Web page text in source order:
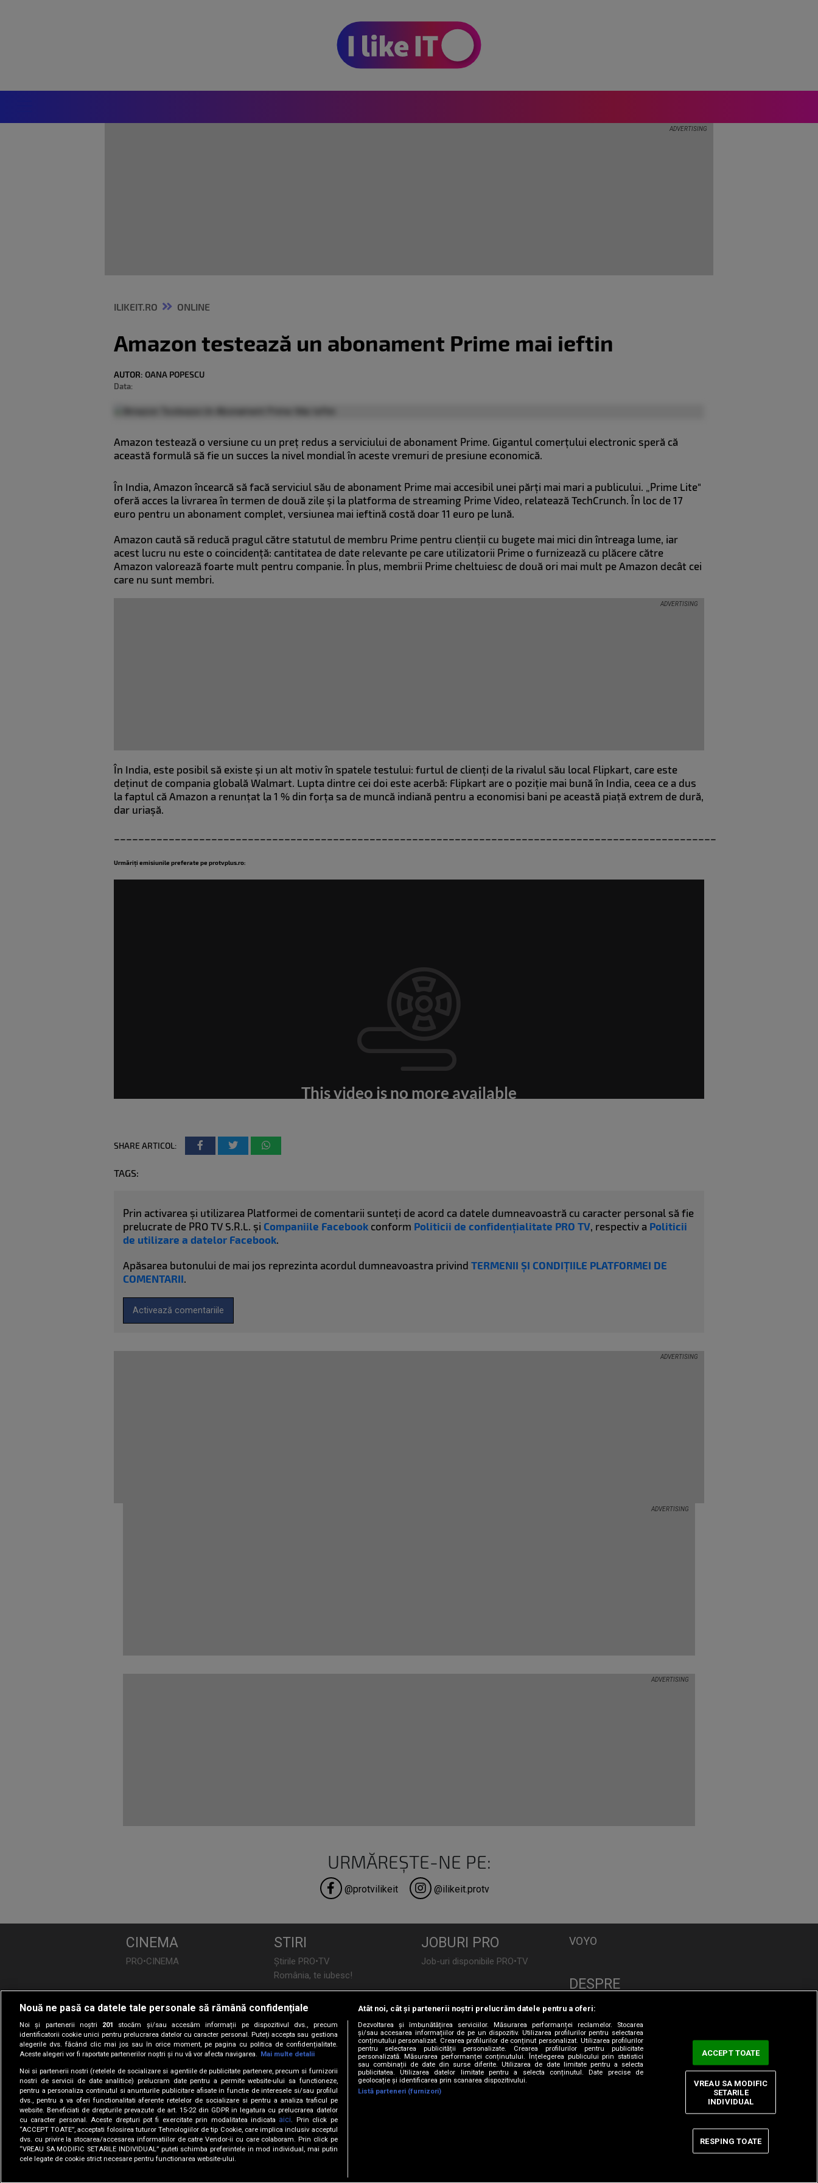
ILIKEIT.RO ONLINE
Amazon testează un abonament Prime mai ieftin
AUTOR: OANA POPESCU
Data:
Amazon testează o versiune cu un preț redus a serviciului de abonament Prime. Gigantul comerțului electronic speră că
această formulă să fie un succes la nivel mondial în aceste vremuri de presiune economică.
În India, Amazon încearcă să facă serviciul său de abonament Prime mai accesibil unei părți mai mari a publicului. „Prime Lite"
oferă acces la livrarea în termen de două zile și la platforma de streaming Prime Video, relatează TechCrunch. În loc de 17
euro pentru un abonament complet, versiunea mai ieftină costă doar 11 euro pe lună.
Amazon caută să reducă pragul către statutul de membru Prime pentru clienții cu bugete mai mici din întreaga lume, iar
acest lucru nu este o coincidență: cantitatea de date relevante pe care utilizatorii Prime o furnizează cu plăcere către
Amazon valorează foarte mult pentru companie. În plus, membrii Prime cheltuiesc de două ori mai mult pe Amazon decât cei
care nu sunt membri.
În India, este posibil să existe și un alt motiv în spatele testului: furtul de clienți de la rivalul său local Flipkart, care este
deținut de compania globală Walmart. Lupta dintre cei doi este acerbă: Flipkart are o poziție mai bună în India, ceea ce a dus
la faptul că Amazon a renunțat la 1 % din forța sa de muncă indiană pentru a economisi bani pe această piață extrem de dură,
dar uriașă.
Urmăriți emisiunile preferate pe protvplus.ro:
SHARE ARTICOL:
TAGS:
Prin activarea și utilizarea Platformei de comentarii sunteți de acord ca datele dumneavoastră cu caracter personal să fie
prelucrate de PRO TV S.R.L. și Companiile Facebook conform Politicii de confidențialitate PRO TV, respectiv a Politicii
de utilizare a datelor Facebook.
Apăsarea butonului de mai jos reprezinta acordul dumneavoastra privind TERMENII ȘI CONDIȚIILE PLATFORMEI DE
COMENTARII.
Activează comentariile
URMĂREȘTE-NE PE:
@protvilikeit @ilikeit.protv
CINEMA
PRO•CINEMA
DIVERTISMENT
PRO•TV
Românii au Talent
Vocea României
Apropo TV
STIRI
Știrile PRO•TV
România, te iubesc!
TEHNOLOGIE
I Like IT
SPORT
Sport.ro
PRO•ARENA
JOBURI PRO
Job-uri disponibile PRO•TV
LIFESTYLE
Doctor de Bine
Acasă
Acasă Gold
Perfecte
DeBărbați
Foodstory
VOYO
DESPRE
Politica de Confidențialitate
CNA
Nouă ne pasă ca datele tale personale să rămână confidențiale
Noi și partenerii noștri 201
stocăm și/sau accesăm informații pe dispozitivul dvs., precum
identificatorii cookie unici pentru prelucrarea datelor cu caracter personal. Puteți accepta sau gestiona
alegerile dvs. făcând clic mai jos sau în orice moment, pe pagina cu politica de confidențialitate.
Aceste alegeri vor fi raportate partenerilor noștri și nu vă vor afecta navigarea.
Mai multe detalii
Noi si partenerii nostri (retelele de socializare si agentiile de publicitate partenere, precum si furnizorii
nostri de servicii de date analitice) prelucram date pentru a permite website-ului sa functioneze,
pentru a personaliza continutul si anunturile publicitare afisate in functie de interesele si/sau profilul
dvs., pentru a va oferi functionalitati aferente retelelor de socializare si pentru a analiza traficul pe
website. Beneficiati de drepturile prevazute de art. 15-22 din GDPR in legatura cu prelucrarea datelor
cu caracter personal. Aceste drepturi pot fi exercitate prin modalitatea indicata aici. Prin click pe
“ACCEPT TOATE”, acceptati folosirea tuturor Tehnologiilor de tip Cookie, care implica inclusiv acceptul
dvs. cu privire la stocarea/accesarea informatiilor de catre Vendor-ii cu care colaboram. Prin click pe
“VREAU SA MODIFIC SETARILE INDIVIDUAL” puteti schimba preferintele in mod individual, mai putin
cele legate de cookie strict necesare pentru functionarea website-ului.
Atât noi, cât și partenerii noștri prelucrăm datele pentru a oferi:
Dezvoltarea și îmbunătățirea serviciilor. Măsurarea performanței reclamelor. Stocarea
și/sau accesarea informațiilor de pe un dispozitiv. Utilizarea profilurilor pentru selectarea
conținutului personalizat. Crearea profilurilor de conținut personalizat. Utilizarea profilurilor
pentru selectarea publicității personalizate. Crearea profilurilor pentru publicitate
personalizată. Măsurarea performanței conținutului. Înțelegerea publicului prin statistici
sau combinații de date din surse diferite. Utilizarea de date limitate pentru a selecta
publicitatea. Utilizarea datelor limitate pentru a selecta conținutul. Date precise de
geolocație și identificarea prin scanarea dispozitivului.
Listă parteneri (furnizori)
ACCEPT TOATE
RESPING TOATE
VREAU SA MODIFIC
SETARILE
INDIVIDUAL